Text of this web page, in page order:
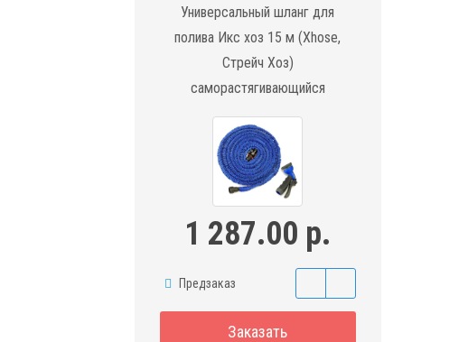
Универсальный шланг для
полива Икс хоз 15 м (Xhose,
Стрейч Хоз)
саморастягивающийся
1 287.00 р.
Предзаказ
Заказать